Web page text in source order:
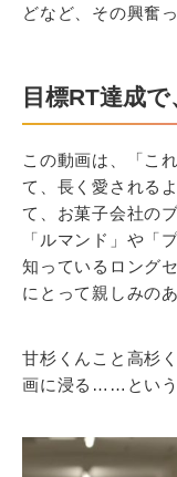
どなど、その興奮
目標RT達成
この動画は、「こ
て、長く愛される
て、お菓子会社の
「ルマンド」や「
知っているロング
にとって親しみの
甘杉くんこと高杉
画に浸る……とい